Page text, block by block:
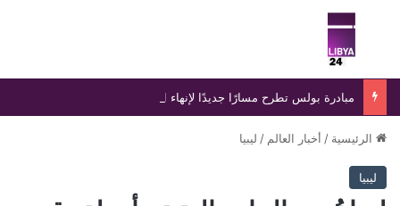
بحث عن
مبادرة بولس تطرح مسارًا جديدًا لإنهاء الانسداد السياسي في ليبيا
الرئيسية / أخبار العالم / ليبيا
ليبيا